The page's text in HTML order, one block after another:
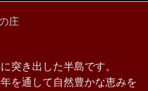
庄
突き出した半島です。
を通して自然豊かな恵みを